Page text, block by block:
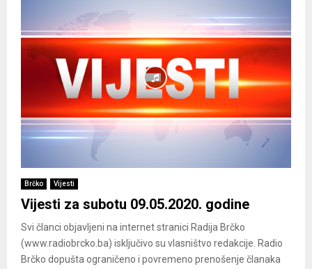
Brčko Vijesti
Vijesti za subotu 09.05.2020. godine
Svi članci objavljeni na internet stranici Radija Brčko
(www.radiobrcko.ba) isključivo su vlasništvo redakcije. Radio
Brčko dopušta ograničeno i povremeno prenošenje članaka